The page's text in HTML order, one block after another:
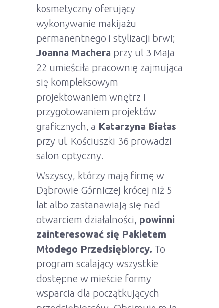
kosmetyczny oferujący
wykonywanie makijażu
permanentnego i stylizacji brwi;
Joanna Machera przy ul 3 Maja
22 umieściła pracownię zajmująca
się kompleksowym
projektowaniem wnętrz i
przygotowaniem projektów
graficznych, a Katarzyna Białas
przy ul. Kościuszki 36 prowadzi
salon optyczny.
Wszyscy, którzy mają firmę w
Dąbrowie Górniczej krócej niż 5
lat albo zastanawiają się nad
otwarciem działalności, powinni
zainteresować się Pakietem
Młodego Przedsiębiorcy. To
program scalający wszystkie
dostępne w mieście formy
wsparcia dla początkujących